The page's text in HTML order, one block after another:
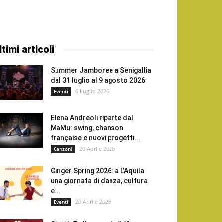
articoli
Summer Jamboree a Senigallia
dal 31 luglio al 9 agosto 2026
Eventi 6 Luglio 2026
Elena Andreoli riparte dal
MaMu: swing, chanson
française e nuovi progetti...
Canzoni 20 Aprile 2026
Ginger Spring 2026: a L’Aquila
una giornata di danza, cultura
e...
Eventi 20 Aprile 2026